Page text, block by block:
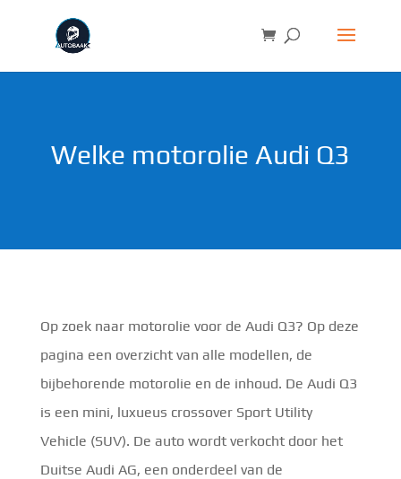
Welke motorolie Audi Q3
Op zoek naar motorolie voor de Audi Q3? Op deze
pagina een overzicht van alle modellen, de
bijbehorende motorolie en de inhoud. De Audi Q3
is een mini, luxueus crossover Sport Utility
Vehicle (SUV). De auto wordt verkocht door het
Duitse Audi AG, een onderdeel van de